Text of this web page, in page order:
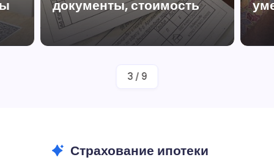
документы, стоимость
Юрист По Жилищному Праву
Полина Ефремова
3 / 9
Страхование ипотеки